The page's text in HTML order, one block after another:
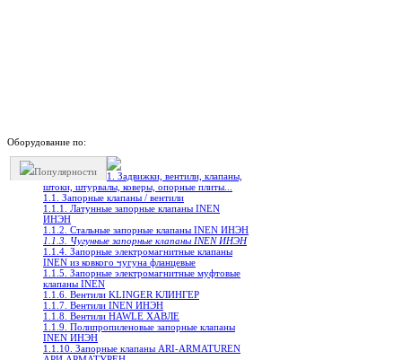
Оборудование по:
Популярности
1. Задвижки, вентили, клапаны,
штоки, штурвалы, коверы, опорные плиты...
1.1. Запорные клапаны / вентили
1.1.1. Латунные запорные клапаны INEN
ИНЭН
1.1.2. Стальные запорные клапаны INEN ИНЭН
1.1.3. Чугунные запорные клапаны INEN ИНЭН
1.1.4. Запорные электромагнитные клапаны
INEN из ковкого чугуна фланцевые
1.1.5. Запорные электромагнитные муфтовые
клапаны INEN
1.1.6. Вентили KLINGER КЛИНГЕР
1.1.7. Вентили INEN ИНЭН
1.1.8. Вентили HAWLE ХАВЛЕ
1.1.9. Полипропиленовые запорные клапаны
INEN ИНЭН
1.1.10. Запорные клапаны ARI-ARMATUREN